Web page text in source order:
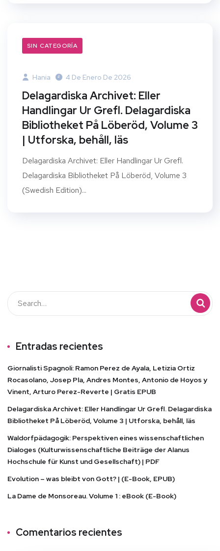
SIN CATEGORÍA
Hania 4 De Enero De 2026
Delagardiska Archivet: Eller
Handlingar Ur Grefl. Delagardiska
Bibliotheket På Löberöd, Volume 3
| Utforska, behåll, läs
Delagardiska Archivet: Eller Handlingar Ur Grefl.
Delagardiska Bibliotheket På Löberöd, Volume 3
(Swedish Edition)...
Entradas recientes
Giornalisti Spagnoli: Ramon Perez de Ayala, Letizia Ortiz
Rocasolano, Josep Pla, Andres Montes, Antonio de Hoyos y
Vinent, Arturo Perez-Reverte | Gratis EPUB
Delagardiska Archivet: Eller Handlingar Ur Grefl. Delagardiska
Bibliotheket På Löberöd, Volume 3 | Utforska, behåll, läs
Waldorfpädagogik: Perspektiven eines wissenschaftlichen
Dialoges (Kulturwissenschaftliche Beiträge der Alanus
Hochschule für Kunst und Gesellschaft) | PDF
Evolution – was bleibt von Gott? | (E-Book, EPUB)
La Dame de Monsoreau. Volume 1 : eBook (E-Book)
Comentarios recientes